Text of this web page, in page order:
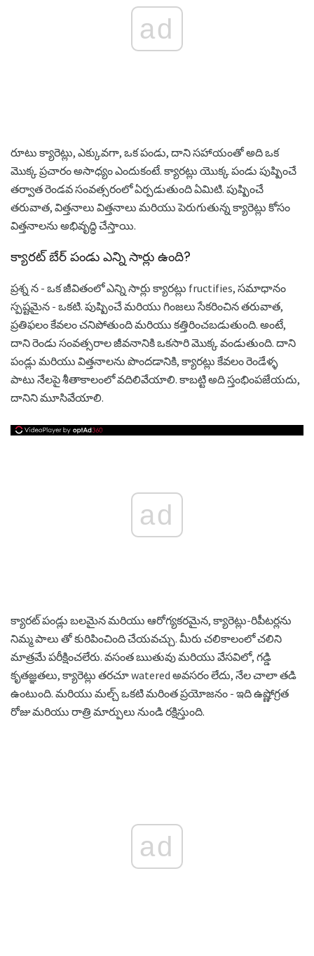
ad
రూటు క్యారెట్లు, ఎక్కువగా, ఒక పండు, దాని సహాయంతో అది ఒక
మొక్క ప్రచారం అసాధ్యం ఎందుకంటే. క్యారట్లు యొక్క పండు పుష్పించే
తర్వాత రెండవ సంవత్సరంలో ఏర్పడుతుంది ఏమిటి. పుష్పించే
తరువాత, విత్తనాలు విత్తనాలు మరియు పెరుగుతున్న క్యారెట్లు కోసం
విత్తనాలను అభివృద్ధి చేస్తాయి.
క్యారట్ బేర్ పండు ఎన్ని సార్లు ఉంది?
ప్రశ్న న - ఒక జీవితంలో ఎన్ని సార్లు క్యారట్లు fructifies, సమాధానం
స్పష్టమైన - ఒకటి. పుష్పించే మరియు గింజలు సేకరించిన తరువాత,
ప్రతిఫలం కేవలం చనిపోతుంది మరియు కత్తిరించబడుతుంది. అంటే,
దాని రెండు సంవత్సరాల జీవనానికి ఒకసారి మొక్క వండుతుంది. దాని
పండ్లు మరియు విత్తనాలను పొందడానికి, క్యారట్లు కేవలం రెండేళ్ళ
పాటు నేలపై శీతాకాలంలో వదిలివేయాలి. కాబట్టి అది స్తంభింపజేయదు,
దానిని మూసివేయాలి.
ad
క్యారట్ పండ్లు బలమైన మరియు ఆరోగ్యకరమైన, క్యారెట్లు-రిపీటర్లను
నిమ్మ పాలు తో కురిపించింది చేయవచ్చు. మీరు చలికాలంలో చలిని
మాత్రమే పరీక్షించలేరు. వసంత ఋతువు మరియు వేసవిలో, గడ్డి
కృతజ్ఞతలు, క్యారెట్లు తరచూ watered అవసరం లేదు, నేల చాలా తడి
ఉంటుంది. మరియు మల్చ్ ఒకటి మరింత ప్రయోజనం - ఇది ఉష్ణోగ్రత
రోజు మరియు రాత్రి మార్పులు నుండి రక్షిస్తుంది.
ad